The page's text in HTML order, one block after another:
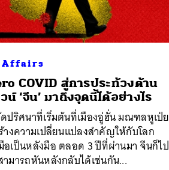
Affairs
COVID สู่การประท้วงต้าน
‘จีน’ มาถึงจุดนี้ได้อย่างไร
ปริศนาที่เริ่มต้นที่เมืองอู่ฮั่น มณฑลหูเป่ย
างความเปลี่ยนแปลงสำคัญให้กับโลก
เป็นหลังมือ ตลอด 3 ปีที่ผ่านมา จีนก็ไป
มารถหันหลังกลับได้เช่นกัน...